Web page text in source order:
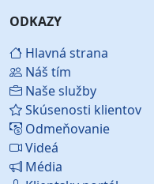
ODKAZY
Hlavná strana
Náš tím
Naše služby
Skúsenosti klientov
Odmeňovanie
Videá
Média